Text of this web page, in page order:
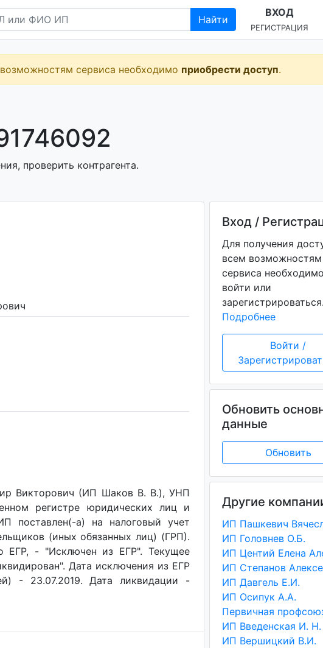
Найти
ВХОД
РЕГИСТРАЦИЯ
сервиса необходимо приобрести доступ.
проверить контрагента.
Викторович (ИП Шаков В. В.), УНП
регистре юридических лиц и
поставлен(-a) на налоговый учет
(иных обязанных лиц) (ГРП).
ЕГР, - "Исключен из ЕГР". Текущее
Дата исключения из ЕГР
- 23.07.2019. Дата ликвидации -
Вход /
Для получения
всем возможностям
сервиса
войти или
Подробнее
Войти /
Обновить
данные
Обновить
Другие
ИП Головнев О.Б.
ИП Давгель Е.И.
ИП Осипук А.А.
ИП Введенская И. Н.
ИП Вершицкий В.И.